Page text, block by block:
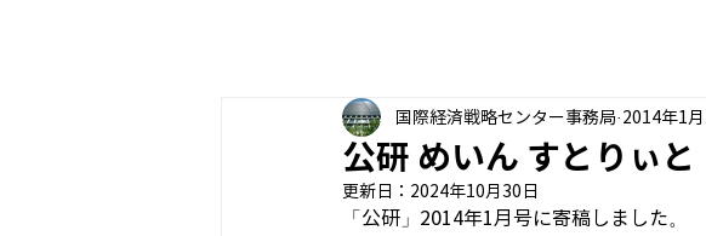
公研 めいん すとりぃ
国際経済戦略センター事務局 2014年1月
更新日： 2024年10月30日
「公研」2014年1月号に寄稿しました。